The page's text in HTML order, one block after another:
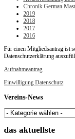
Chronik German
2019
2018
2017
2016
Für einen Mitgliedsantrag ist
Datenschutzerklärung
Aufnahmeantrag
Einwilligung Datenschutz
Vereins-News
das aktuellste